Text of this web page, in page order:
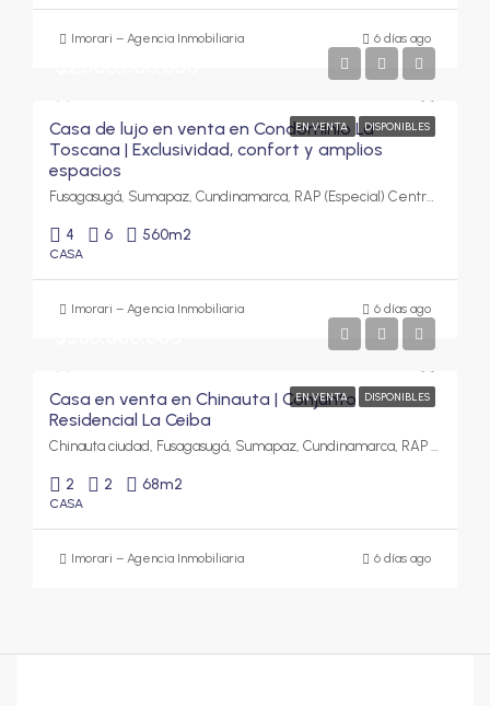
Imorari – Agencia Inmobiliaria 6 días ago
EN VENTA DISPONIBLES
Casa de lujo en venta en Condominio La
Toscana | Exclusividad, confort y amplios
espacios
Fusagasugá, Sumapaz, Cundinamarca, RAP (Especial) Central, Colombia
4 6 560m2
CASA
Imorari – Agencia Inmobiliaria 6 días ago
EN VENTA DISPONIBLES
Casa en venta en Chinauta | Conjunto
Residencial La Ceiba
Chinauta ciudad, Fusagasugá, Sumapaz, Cundinamarca, RAP (Especial) Central, 252237, Colombia
2 2 68m2
CASA
Imorari – Agencia Inmobiliaria 6 días ago